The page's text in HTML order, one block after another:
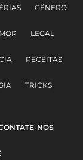
GÊNERO
LEGAL
RECEITAS
TRICKS
NOS